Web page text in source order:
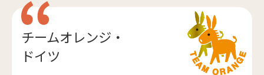
チームオレンジ・
ドイツ